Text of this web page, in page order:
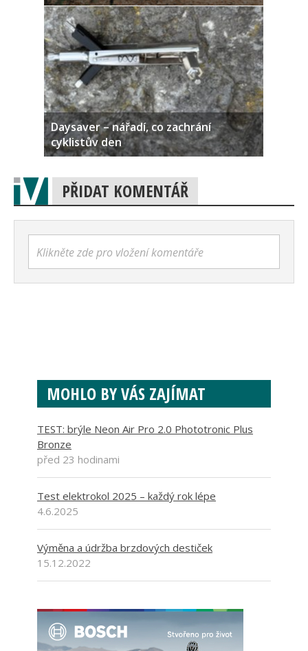
Daysaver – nářadí, co zachrání
cyklistův den
PŘIDAT KOMENTÁŘ
Klikněte zde pro vložení komentáře
MOHLO BY VÁS ZAJÍMAT
TEST: brýle Neon Air Pro 2.0 Phototronic Plus
Bronze
před 23 hodinami
Test elektrokol 2025 – každý rok lépe
4.6.2025
Výměna a údržba brzdových destiček
15.12.2022